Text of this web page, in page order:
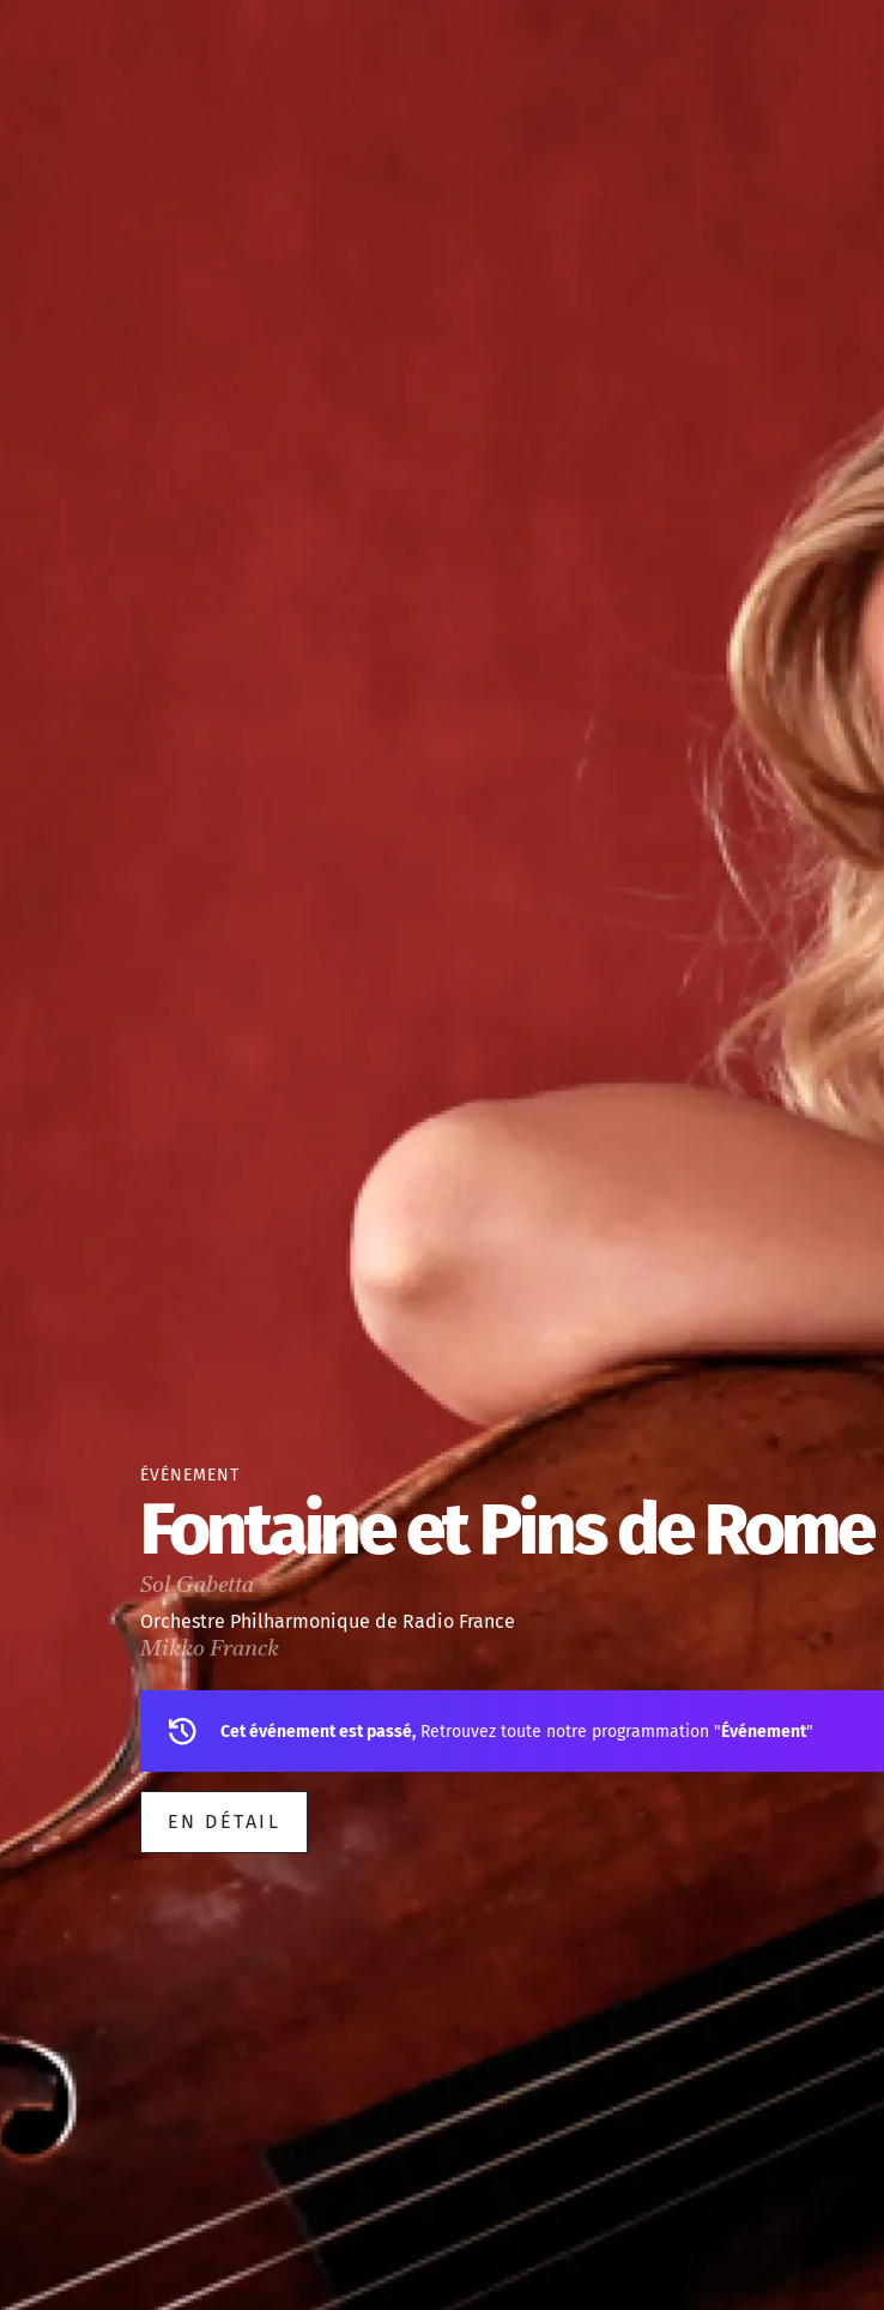
ÉVÉNEMENT
Fontaine et Pins de Rome
Sol Gabetta
Orchestre Philharmonique de Radio France
Mikko Franck
Cet événement est passé, Retrouvez toute notre programmation "Événement"
EN DÉTAIL